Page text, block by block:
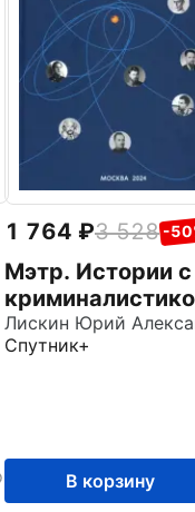
1 764 3 528 -
Мэтр. Истории с
плюс… Русская
эпопея
Спутник+
В корзину